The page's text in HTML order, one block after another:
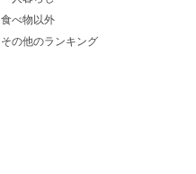
食べ物以外
その他のランキング